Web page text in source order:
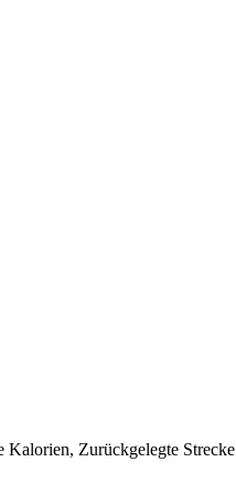
Kalorien, Zurückgelegte Strecke